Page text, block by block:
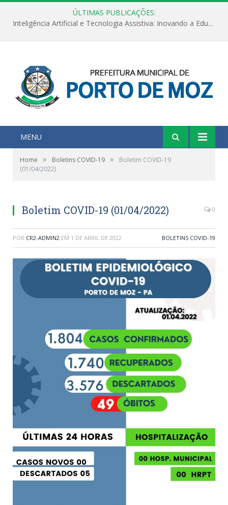
ÚLTIMAS PUBLICAÇÕES:
Inteligência Artificial e Tecnologia Assistiva: Inovando a Educação Especial e Inclusiva
MENU
Home » Boletins COVID-19 »
Boletim COVID-19
(01/04/2022)
Boletim COVID-19 (01/04/2022) 0
POR CR2-ADMIN2 EM 1 DE ABRIL DE 2022 BOLETINS COVID-19